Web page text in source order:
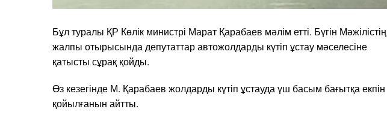
Бұл туралы ҚР Көлік министрі Марат Қарабаев мәлім етті. Бүгін Мәжілістің
жалпы отырысында депутаттар автожолдарды күтіп ұстау мәселесіне
қатысты сұрақ қойды.
Өз кезегінде М. Қарабаев жолдарды күтіп ұстауда үш басым бағытқа екпін
қойылғанын айтты.